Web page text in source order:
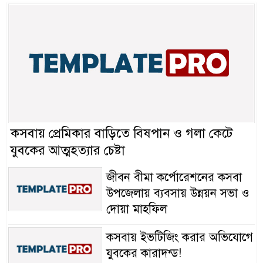
কসবায় প্রেমিকার বাড়িতে বিষপান ও গলা কেটে
যুবকের আত্মহত্যার চেষ্টা
জীবন বীমা কর্পোরেশনের কসবা
উপজেলায় ব্যবসায় উন্নয়ন সভা ও
দোয়া মাহফিল
কসবায় ইভটিজিং করার অভিযোগে
যুবকের কারাদন্ড!